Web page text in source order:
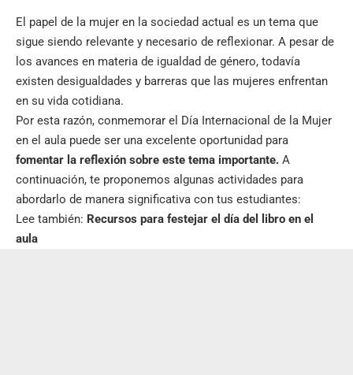
El papel de la mujer en la sociedad actual es un tema que
sigue siendo relevante y necesario de reflexionar. A pesar de
los avances en materia de igualdad de género, todavía
existen desigualdades y barreras que las mujeres enfrentan
en su vida cotidiana.
Por esta razón, conmemorar el Día Internacional de la Mujer
en el aula puede ser una excelente oportunidad para
fomentar la reflexión sobre este tema importante. A
continuación, te proponemos algunas actividades para
abordarlo de manera significativa con tus estudiantes:
Lee también: Recursos para festejar el día del libro en el
aula